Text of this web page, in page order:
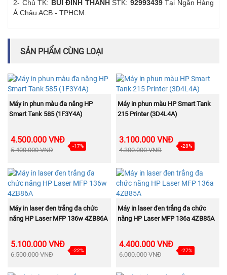
2- Chủ TK: BÙI ĐINH THANHSTK: 92993439Tại Ngân Hàng
Á Châu ACB - TPHCM.
SẢN PHẨM CÙNG LOẠI
MUA NGAY
Máy in phun màu đa năng HP
Smart Tank 585 (1F3Y4A)
4.500.000 VNĐ
5.400.000 VNĐ
-17%
MUA NGAY
Máy in phun màu HP Smart Tank
215 Printer (3D4L4A)
3.100.000 VNĐ
4.300.000 VNĐ
-28%
MUA NGAY
Máy in laser đen trắng đa chức
năng HP Laser MFP 136w 4ZB86A
5.100.000 VNĐ
6.500.000 VNĐ
-22%
MUA NGAY
Máy in laser đen trắng đa chức
năng HP Laser MFP 136a 4ZB85A
4.400.000 VNĐ
6.000.000 VNĐ
-27%